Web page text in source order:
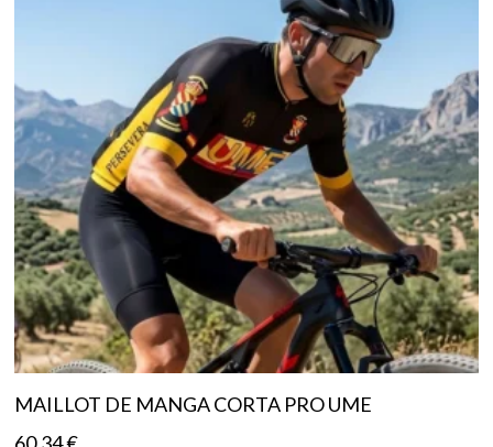
MAILLOT DE MANGA CORTA PRO UME